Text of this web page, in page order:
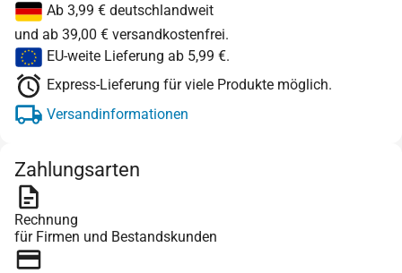
Ab 3,99 € deutschlandweit
und ab 39,00 € versandkostenfrei.
EU-weite Lieferung ab 5,99 €.
Express-Lieferung für viele Produkte möglich.
Versandinformationen
Zahlungsarten
Rechnung
für Firmen und Bestandskunden